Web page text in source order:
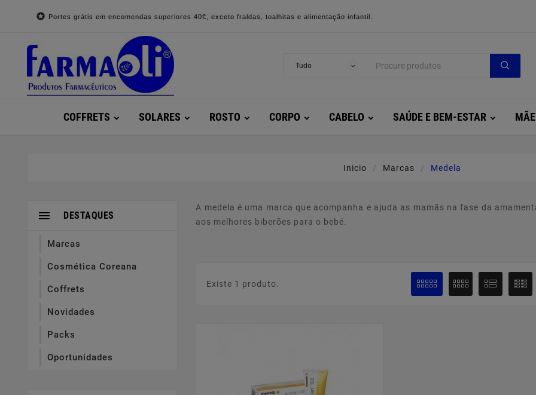
 Portes grátis em encomendas superiores 40€, exceto fraldas, toalhitas e alimentação infantil.
COFFRETS SOLARES ROSTO CORPO CABELO SAÚDE E BEM-ESTAR
Inicio Marcas Medela
DESTAQUES

Marcas
Cosmética Coreana
Coffrets
Novidades
Packs
Oportunidades
A medela é uma marca que acompanha e ajuda as mamãs na fase da
aos melhores biberões para o bebé.
Existe 1 produto.